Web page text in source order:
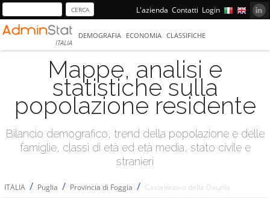
L'azienda Contatti Login
ITALIA
DEMOGRAFIA ECONOMIA CLASSIFICHE
Mappe, analisi e
statistiche sulla
popolazione residente
Bilancio demografico, trend della popolazione e delle
famiglie, classi di età ed età media, stato civile e
stranieri
ITALIA / Puglia / Provincia di Foggia / Castelnuovo della Daunia